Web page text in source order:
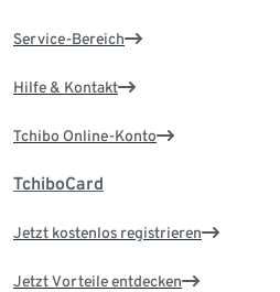
Service-Bereich
Hilfe & Kontakt
Tchibo Online-Konto
TchiboCard
Jetzt kostenlos registrieren
Jetzt Vorteile entdecken